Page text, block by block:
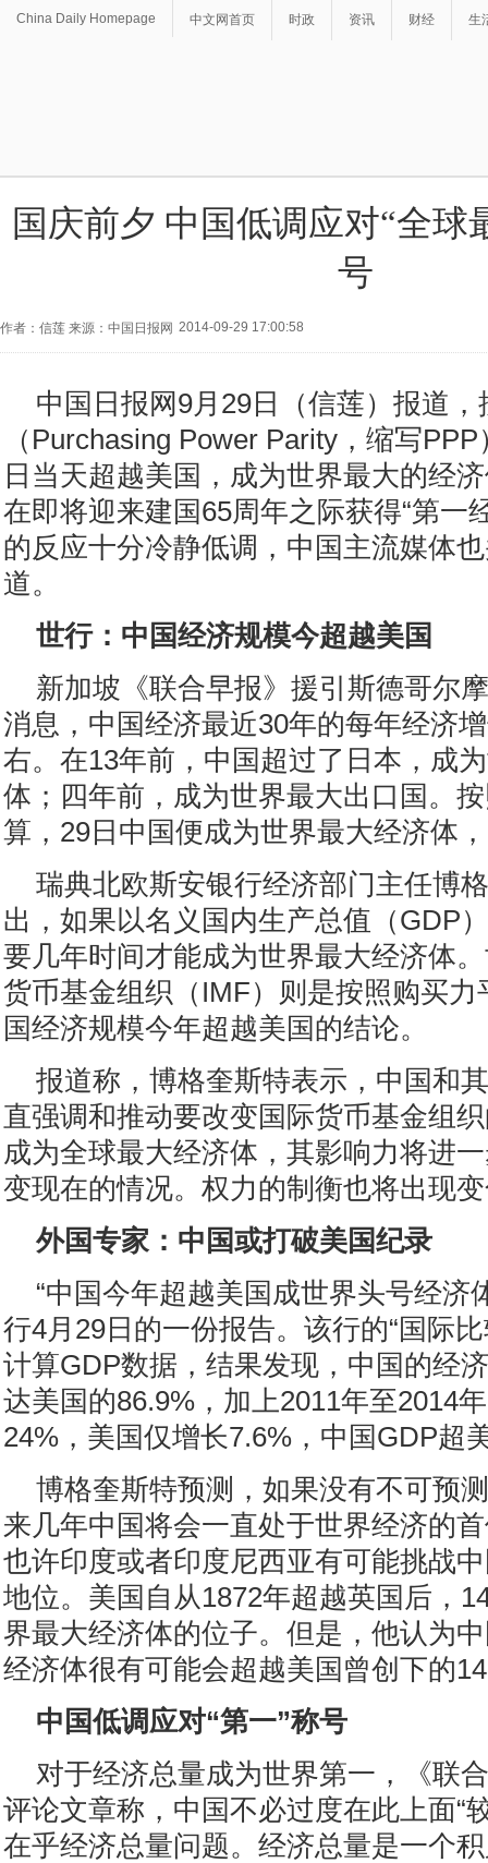
China Daily Homepage 中文网首页 时政 资讯 财经 生
国庆前夕 中国低调应对“全球
号
作者：信莲 来源：中国日报网 2014-09-29 17:00:58
中国日报网9月29日（信莲）报道
（Purchasing Power Parity，缩写
日当天超越美国，成为世界最大的经
在即将迎来建国65周年之际获得“第一
的反应十分冷静低调，中国主流媒体
道。
世行：中国经济规模今超越美国
新加坡《联合早报》援引斯德哥尔
消息，中国经济最近30年的每年经济
右。在13年前，中国超过了日本，成
体；四年前，成为世界最大出口国。
算，29日中国便成为世界最大经济体
瑞典北欧斯安银行经济部门主任博
出，如果以名义国内生产总值（GDP
要几年时间才能成为世界最大经济体
货币基金组织（IMF）则是按照购买
国经济规模今年超越美国的结论。
报道称，博格奎斯特表示，中国和
直强调和推动要改变国际货币基金组
成为全球最大经济体，其影响力将进
变现在的情况。权力的制衡也将出现
外国专家：中国或打破美国纪录
“中国今年超越美国成世界头号经济
行4月29日的一份报告。该行的“国际
计算GDP数据，结果发现，中国的经
达美国的86.9%，加上2011年至2014
24%，美国仅增长7.6%，中国GDP超
博格奎斯特预测，如果没有不可预
来几年中国将会一直处于世界经济的
也许印度或者印度尼西亚有可能挑战
地位。美国自从1872年超越英国后，
界最大经济体的位子。但是，他认为
经济体很有可能会超越美国曾创下的
中国低调应对“第一”称号
对于经济总量成为世界第一，《联
评论文章称，中国不必过度在此上面“
在乎经济总量问题。经济总量是一个